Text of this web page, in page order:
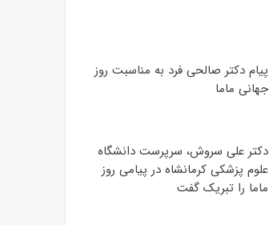
پیام دکتر صالحی فرد به مناسبت روز
جهانی ماما
دکتر علی سروش، سرپرست دانشگاه
علوم پزشکی کرمانشاه در پیامی روز
ماما را تبریک گفت